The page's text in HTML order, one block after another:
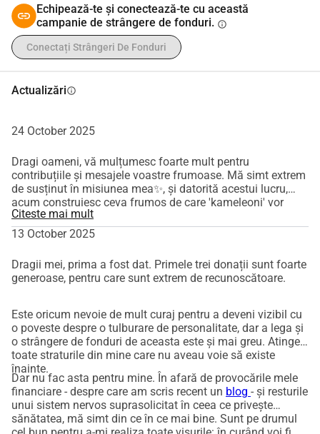
interioară. Abia când cad, apare atenția - și chiar și atunci
cauzele mai profunde rămân adesea neobservate.
Îmi folosesc acum povestea și experiența ca sursă de
Lucrările mele constau în:
când am căzut."
existe (va apărea în 2026)
Scrierea de bloguri despre comportamentul camaleonului,
trauma invizibilă, narcisismul ascuns și identitate / sensul
vieții.
Programe, ateliere și îndrumare 1:1, inclusiv
și Traiectul de Bază al Camaleonului.
Vorbescul pentru persoane fizice și profesioniști din
trauma invizibilă.
Ce face posibil sprijinul tău
Cu donația ta, ajuți la acoperirea costurilor asociate cu
profesionalizarea acestui mesaj: un editor hibrid pentru
cartea mea, un regizor de teatru care aprofundează
Echipează-te și conectează-te cu această
campanie de strângere de fonduri. info
Conectați Strângeri De Fonduri
Actualizăriinfo
24 October 2025
Dragi oameni, vă mulțumesc foarte mult pentru
contribuțiile și mesajele voastre frumoase. Mă simt extrem
de susținut în misiunea mea✨, și datorită acestui lucru,
acum construiesc ceva frumos de care 'kameleoni' vor
beneficia după ce vor participa la o prelegere sau, în
curând, după ce vor citi cartea mea. Pas cu pas, împreună
potențialul colorat al kameleonilor din jurul nostru - adesea
adevărați multipotentiați - să poată înflori în sfârșit! 🙏🏻🌈
💖
Citeste mai mult
13 October 2025
Dragii mei, prima a fost dat. Primele trei donații sunt foarte
generoase, pentru care sunt extrem de recunoscătoare.
Este oricum nevoie de mult curaj pentru a deveni vizibil cu
o poveste despre o tulburare de personalitate, dar a lega și
o strângere de fonduri de aceasta este și mai greu. Atinge
toate straturile din mine care nu aveau voie să existe
înainte.
Dar nu fac asta pentru mine. În afară de provocările mele
financiare - despre care am scris recent un blog - și resturile
unui sistem nervos suprasolicitat în ceea ce privește
sănătatea, mă simt din ce în ce mai bine. Sunt pe drumul